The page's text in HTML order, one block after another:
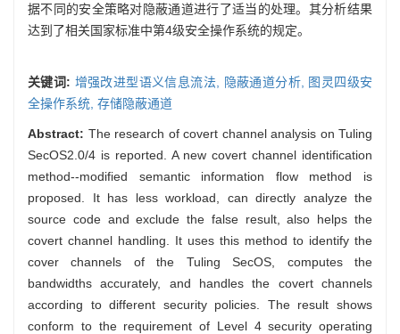
据不同的安全策略对隐蔽通道进行了适当的处理。其分析结果
达到了相关国家标准中第4级安全操作系统的规定。
关键词: 增强改进型语义信息流法, 隐蔽通道分析,
图灵四级安
全操作系统, 存储隐蔽通道
Abstract: The research of covert channel analysis on Tuling
SecOS2.0/4 is reported. A new covert channel identification
method--modified semantic information flow method is
proposed. It has less workload, can directly analyze the
source code and exclude the false result, also helps the
covert channel handling. It uses this method to identify the
cover channels of the Tuling SecOS, computes the
bandwidths accurately, and handles the covert channels
according to different security policies. The result shows
conform to the requirement of Level 4 security operating